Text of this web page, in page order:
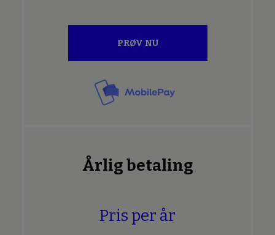
PRØV NU
Årlig betaling
Pris per år